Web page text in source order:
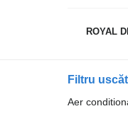
ROYAL
Filtru
Aer